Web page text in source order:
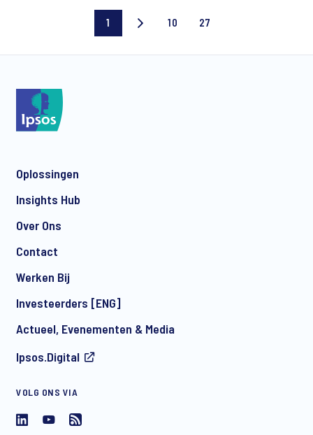
Current
1
Page
10
Last
27
Oplossingen
Insights Hub
Over Ons
Contact
Werken Bij
Investeerders [ENG]
Actueel, Evenementen & Media
Ipsos.Digital
VOLG ONS VIA